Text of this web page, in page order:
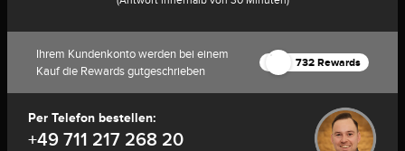
Ihrem Kundenkonto werden bei einem
Kauf die Rewards gutgeschrieben
732 Rewards
Per Telefon bestellen:
+49 711 217 268 20